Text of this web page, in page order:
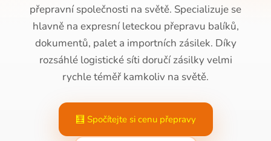
přepravní společnosti na světě. Specializuje se
hlavně na expresní leteckou přepravu balíků,
dokumentů, palet a importních zásilek. Díky
rozsáhlé logistické síti doručí zásilky velmi
rychle téměř kamkoliv na světě.
🧮 Spočítejte si cenu přepravy